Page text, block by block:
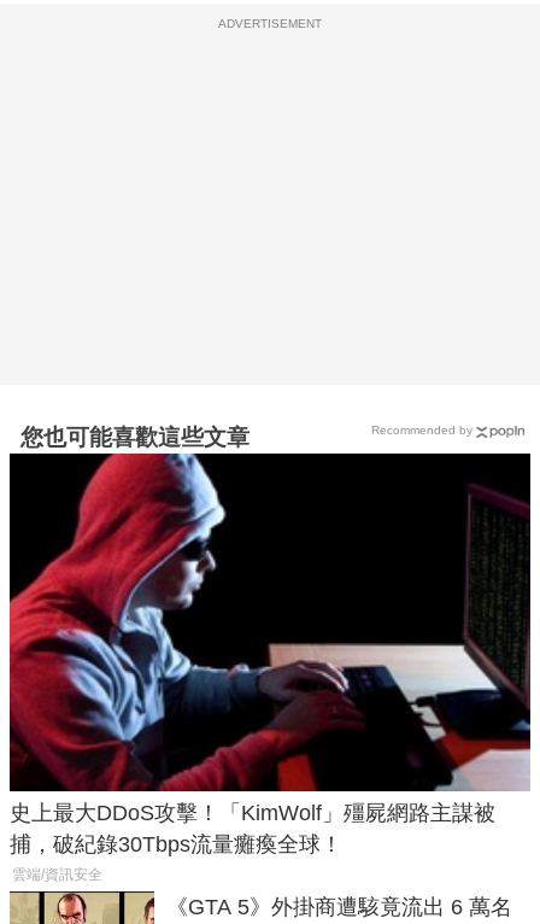
ADVERTISEMENT
您也可能喜歡這些文章
史上最大DDoS攻擊！「KimWolf」殭屍網路主謀被
捕，破紀錄30Tbps流量癱瘓全球！
雲端/資訊安全
《GTA 5》外掛商遭駭竟流出 6 萬名
Recommended by